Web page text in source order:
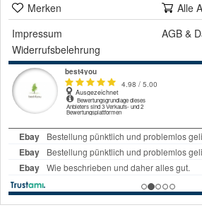
Merken
Alle
Impressum
AGB &
Widerrufsbelehrung